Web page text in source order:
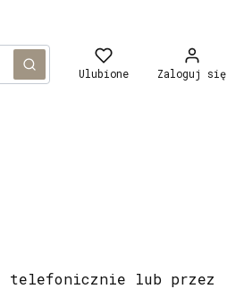
Szukaj Ulubione Zaloguj się
telefonicznie lub przez